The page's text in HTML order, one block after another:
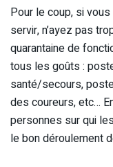
Pour le coup, si
servir, n’ayez pas
quarantaine de
tous les goûts :
santé/secours,
des coureurs, etc…
personnes sur qui
le bon déroulement